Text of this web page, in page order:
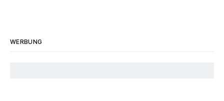
WERBUNG